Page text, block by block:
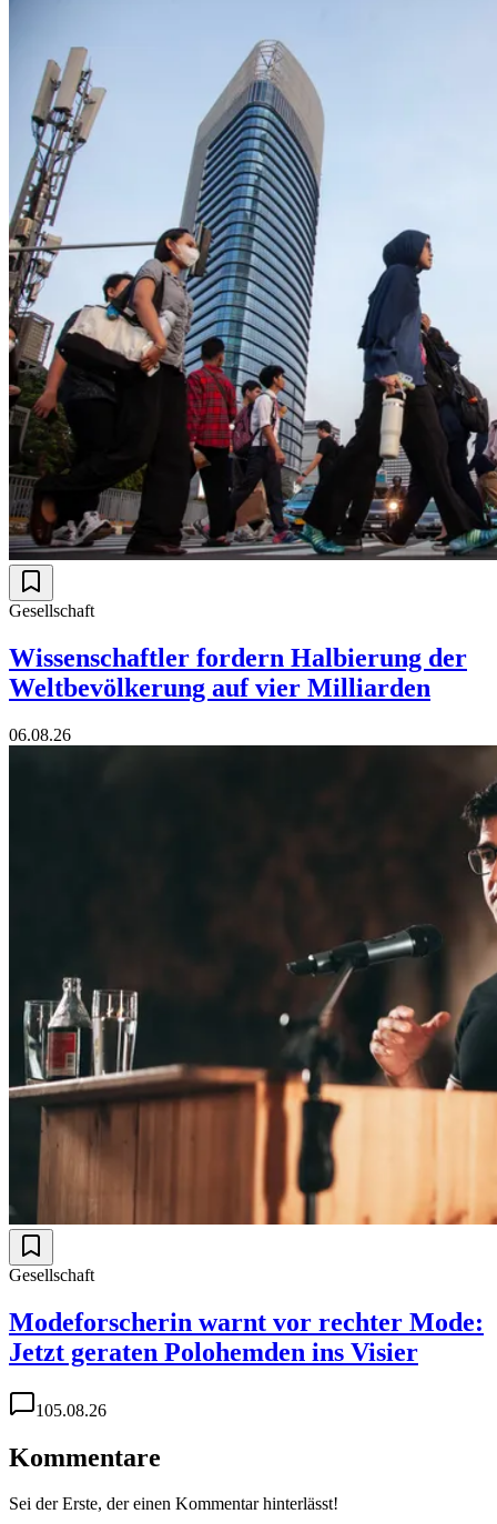
Gesellschaft
Wissenschaftler fordern Halbierung der
Weltbevölkerung auf vier Milliarden
06.08.26
Gesellschaft
Modeforscherin warnt vor rechter Mode:
Jetzt geraten Polohemden ins Visier
105.08.26
Kommentare
Sei der Erste, der einen Kommentar hinterlässt!